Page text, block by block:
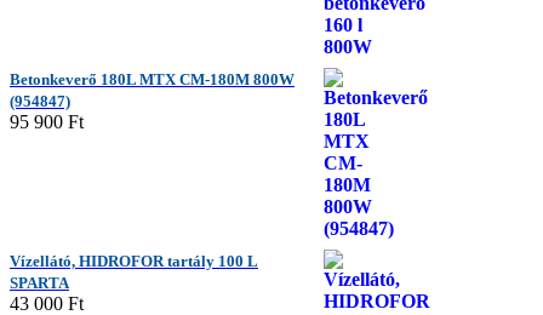
Betonkeverő 180L MTX CM-180M 800W
(954847)
95 900 Ft
Vízellátó, HIDROFOR tartály 100 L
SPARTA
43 000 Ft